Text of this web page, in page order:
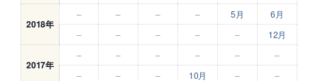
2018年
– – – – 5月
6月
–
– – – – 12月
2017年
– – – – –
–
–
– – 10月 – –